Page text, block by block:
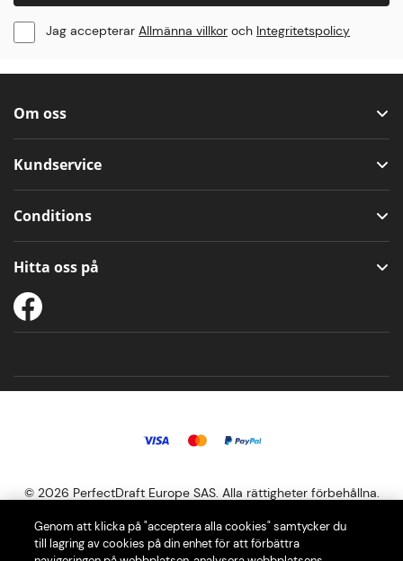
Jag accepterar Allmänna villkor och Integritetspolicy
Om oss
Kundservice
Conditions
Hitta oss på
© 2026 PerfectDraft Europe SAS. Alla rättigheter förbehållna.
Vår PerfectDraft öltapp ger dig den ultimata ölupplevelsen i hemmet
Genom att klicka på "acceptera alla cookies" samtycker du
till lagring av cookies på din enhet för att förbättra